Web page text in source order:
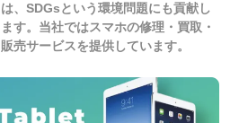
は、SDGsという環境問題にも貢献し
ます。当社ではスマホの修理・買取・
販売サービスを提供しています。